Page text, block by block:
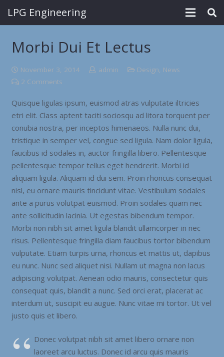
LPG Engineering
Morbi Dui Et Lectus
November 3, 2014 admin Design News
2 Comments
Quisque ligulas ipsum, euismod atras vulputate iltricies
etri elit. Class aptent taciti sociosqu ad litora torquent per
conubia nostra, per inceptos himenaeos. Nulla nunc dui,
tristique in semper vel, congue sed ligula. Nam dolor ligula,
faucibus id sodales in, auctor fringilla libero. Pellentesque
pellentesque tempor tellus eget hendrerit. Morbi id
aliquam ligula. Aliquam id dui sem. Proin rhoncus consequat
nisl, eu ornare mauris tincidunt vitae. Vestibulum sodales
ante a purus volutpat euismod. Proin sodales quam nec
ante sollicitudin lacinia. Ut egestas bibendum tempor.
Morbi non nibh sit amet ligula blandit ullamcorper in nec
risus. Pellentesque fringilla diam faucibus tortor bibendum
vulputate. Etiam turpis urna, rhoncus et mattis ut, dapibus
eu nunc. Nunc sed aliquet nisi. Nullam ut magna non lacus
adipiscing volutpat. Aenean odio mauris, consectetur quis
consequat quis, blandit a nunc. Sed orci erat, placerat ac
interdum ut, suscipit eu augue. Nunc vitae mi tortor. Ut vel
justo quis et libero.
Donec volutpat nibh sit amet libero ornare non
laoreet arcu luctus. Donec id arcu quis mauris